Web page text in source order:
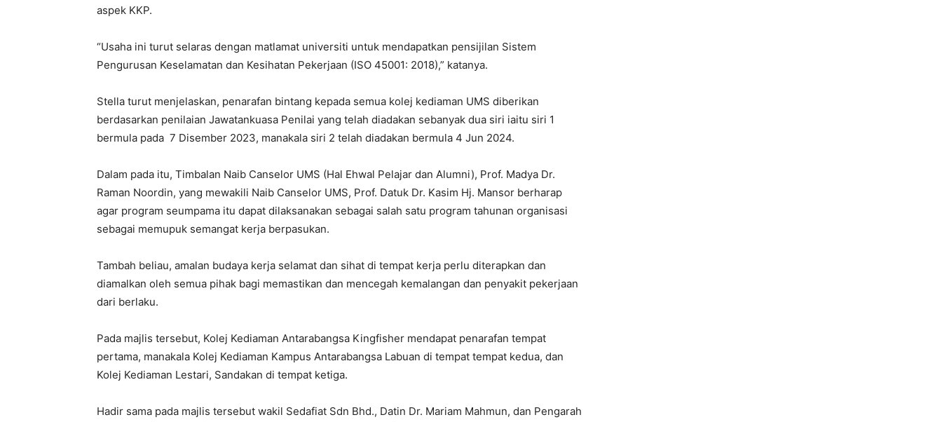
aspek KKP.
“Usaha ini turut selaras dengan matlamat universiti untuk mendapatkan pensijilan Sistem
Pengurusan Keselamatan dan Kesihatan Pekerjaan (ISO 45001: 2018),” katanya.
Stella turut menjelaskan, penarafan bintang kepada semua kolej kediaman UMS diberikan
berdasarkan penilaian Jawatankuasa Penilai yang telah diadakan sebanyak dua siri iaitu siri 1
bermula pada 7 Disember 2023, manakala siri 2 telah diadakan bermula 4 Jun 2024.
Dalam pada itu, Timbalan Naib Canselor UMS (Hal Ehwal Pelajar dan Alumni), Prof. Madya Dr.
Raman Noordin, yang mewakili Naib Canselor UMS, Prof. Datuk Dr. Kasim Hj. Mansor berharap
agar program seumpama itu dapat dilaksanakan sebagai salah satu program tahunan organisasi
sebagai memupuk semangat kerja berpasukan.
Tambah beliau, amalan budaya kerja selamat dan sihat di tempat kerja perlu diterapkan dan
diamalkan oleh semua pihak bagi memastikan dan mencegah kemalangan dan penyakit pekerjaan
dari berlaku.
Pada majlis tersebut, Kolej Kediaman Antarabangsa Kingfisher mendapat penarafan tempat
pertama, manakala Kolej Kediaman Kampus Antarabangsa Labuan di tempat tempat kedua, dan
Kolej Kediaman Lestari, Sandakan di tempat ketiga.
Hadir sama pada majlis tersebut wakil Sedafiat Sdn Bhd., Datin Dr. Mariam Mahmun, dan Pengarah